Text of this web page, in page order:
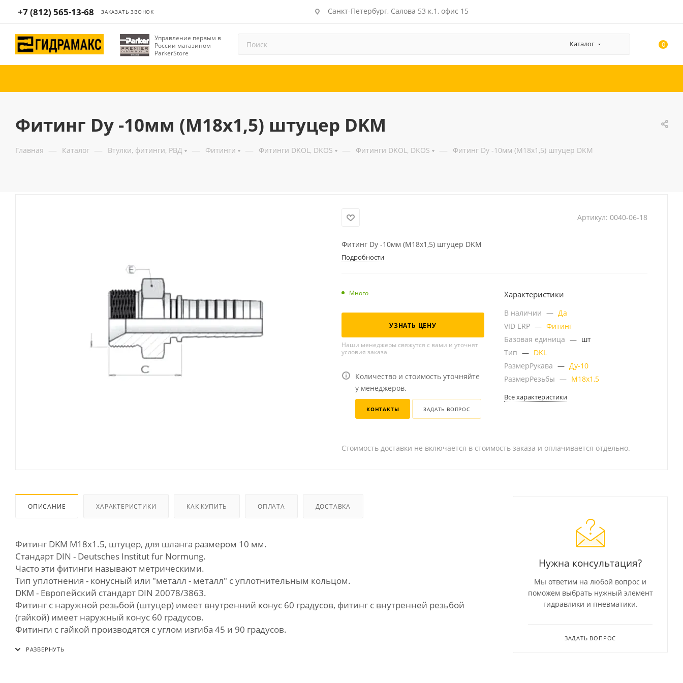
+7 (812) 565-13-68 ЗАКАЗАТЬ ЗВОНОК Санкт-Петербург, Салова 53 к.1, офис 15
Управление первым в
России магазином
ParkerStore
Каталог 0
Фитинг Dу -10мм (М18х1,5) штуцер DKM
Главная — Каталог — Втулки, фитинги, РВД — Фитинги — Фитинги DKOL, DKOS — Фитинги DKOL, DKOS — Фитинг Dу -10мм (М18х1,5) штуцер DKM
Артикул: 0040-06-18
Фитинг Dу -10мм (М18х1,5) штуцер DKM
Подробности
Много
УЗНАТЬ ЦЕНУ
Наши менеджеры свяжутся с вами и уточнят
условия заказа
Количество и стоимость уточняйте
у менеджеров.
КОНТАКТЫ ЗАДАТЬ ВОПРОС
Характеристики
В наличии — Да
VID ERP — Фитинг
Базовая единица — шт
Тип — DKL
РазмерРукава — Ду-10
РазмерРезьбы — М18х1,5
Все характеристики
Стоимость доставки не включается в стоимость заказа и оплачивается отдельно.
ОПИСАНИЕ ХАРАКТЕРИСТИКИ КАК КУПИТЬ ОПЛАТА ДОСТАВКА
Фитинг DKM М18х1.5, штуцер, для шланга размером 10 мм.
Стандарт DIN - Deutsches Institut fur Normung.
Часто эти фитинги называют метрическими.
Тип уплотнения - конусный или "металл - металл" с уплотнительным кольцом.
DKM - Европейский стандарт DIN 20078/3863.
Фитинг с наружной резьбой (штуцер) имеет внутренний конус 60 градусов, фитинг с внутренней резьбой
(гайкой) имеет наружный конус 60 градусов.
Фитинги с гайкой производятся с углом изгиба 45 и 90 градусов.
Нужна консультация?
Мы ответим на любой вопрос и
поможем выбрать нужный элемент
гидравлики и пневматики.
ЗАДАТЬ ВОПРОС